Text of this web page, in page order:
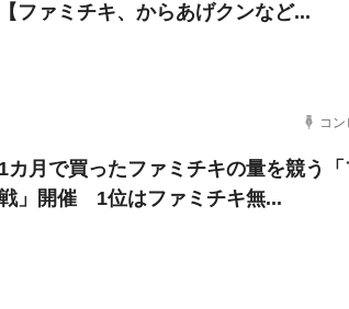
【ファミチキ、からあげクンなど...
コ
1カ月で買ったファミチキの量を競う
」開催 1位はファミチキ無...